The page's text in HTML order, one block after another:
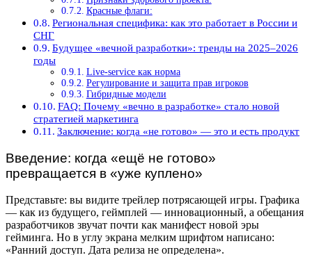
Красные флаги:
Региональная специфика: как это работает в России и
СНГ
Будущее «вечной разработки»: тренды на 2025–2026
годы
Live-service как норма
Регулирование и защита прав игроков
Гибридные модели
FAQ: Почему «вечно в разработке» стало новой
стратегией маркетинга
Заключение: когда «не готово» — это и есть продукт
Введение: когда «ещё не готово»
превращается в «уже куплено»
Представьте: вы видите трейлер потрясающей игры. Графика
— как из будущего, геймплей — инновационный, а обещания
разработчиков звучат почти как манифест новой эры
гейминга. Но в углу экрана мелким шрифтом написано:
«Ранний доступ. Дата релиза не определена».